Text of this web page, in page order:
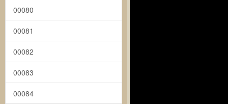
00080
00081
00082
00083
00084